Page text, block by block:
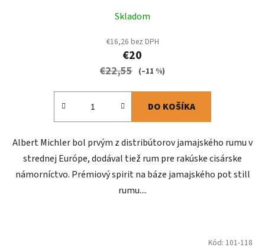
Skladom
€16,26 bez DPH
€20
€22,55 (–11 %)
DO KOŠÍKA
Albert Michler bol prvým z distribútorov jamajského rumu v
strednej Európe, dodával tiež rum pre rakúske cisárske
námorníctvo. Prémiový spirit na báze jamajského pot still
rumu....
Kód: 101-118